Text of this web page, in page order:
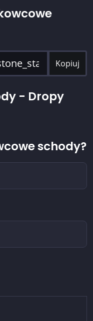
Kopiuj
- Dropy
schody?